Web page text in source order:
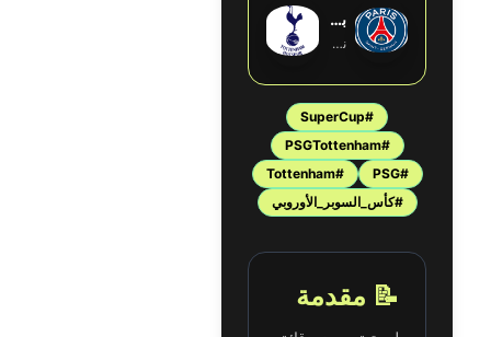
باريس سان جيرمان
نهائي كأس السوبر الأوروبي
#SuperCup
#PSGTottenham
#PSG
#Tottenham
#كأس_السوبر_الأوروبي
📝 مقدمة